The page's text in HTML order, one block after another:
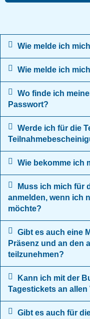
Wie melde ich
Wie melde ich
Wo finde ich
Passwort?
Werde ich für die
Wie bekomme ich
Muss ich mich für
anmelden, wenn ich
möchte?
Gibt es auch eine
Präsenz und an den
teilzunehmen?
Kann ich mit der
Tagestickets an
Gibt es auch für